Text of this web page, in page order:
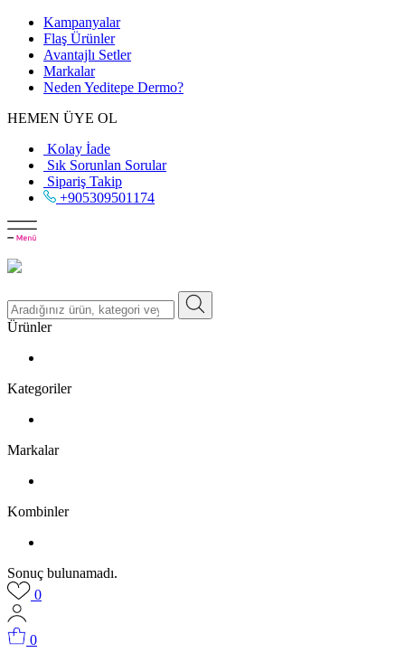
Kampanyalar
Flaş Ürünler
Avantajlı Setler
Markalar
Neden Yeditepe Dermo?
HEMEN ÜYE OL
Kolay İade
Sık Sorunlan Sorular
Sipariş Takip
+905309501174
Ürünler
Kategoriler
Markalar
Kombinler
Sonuç bulunamadı.
0
0